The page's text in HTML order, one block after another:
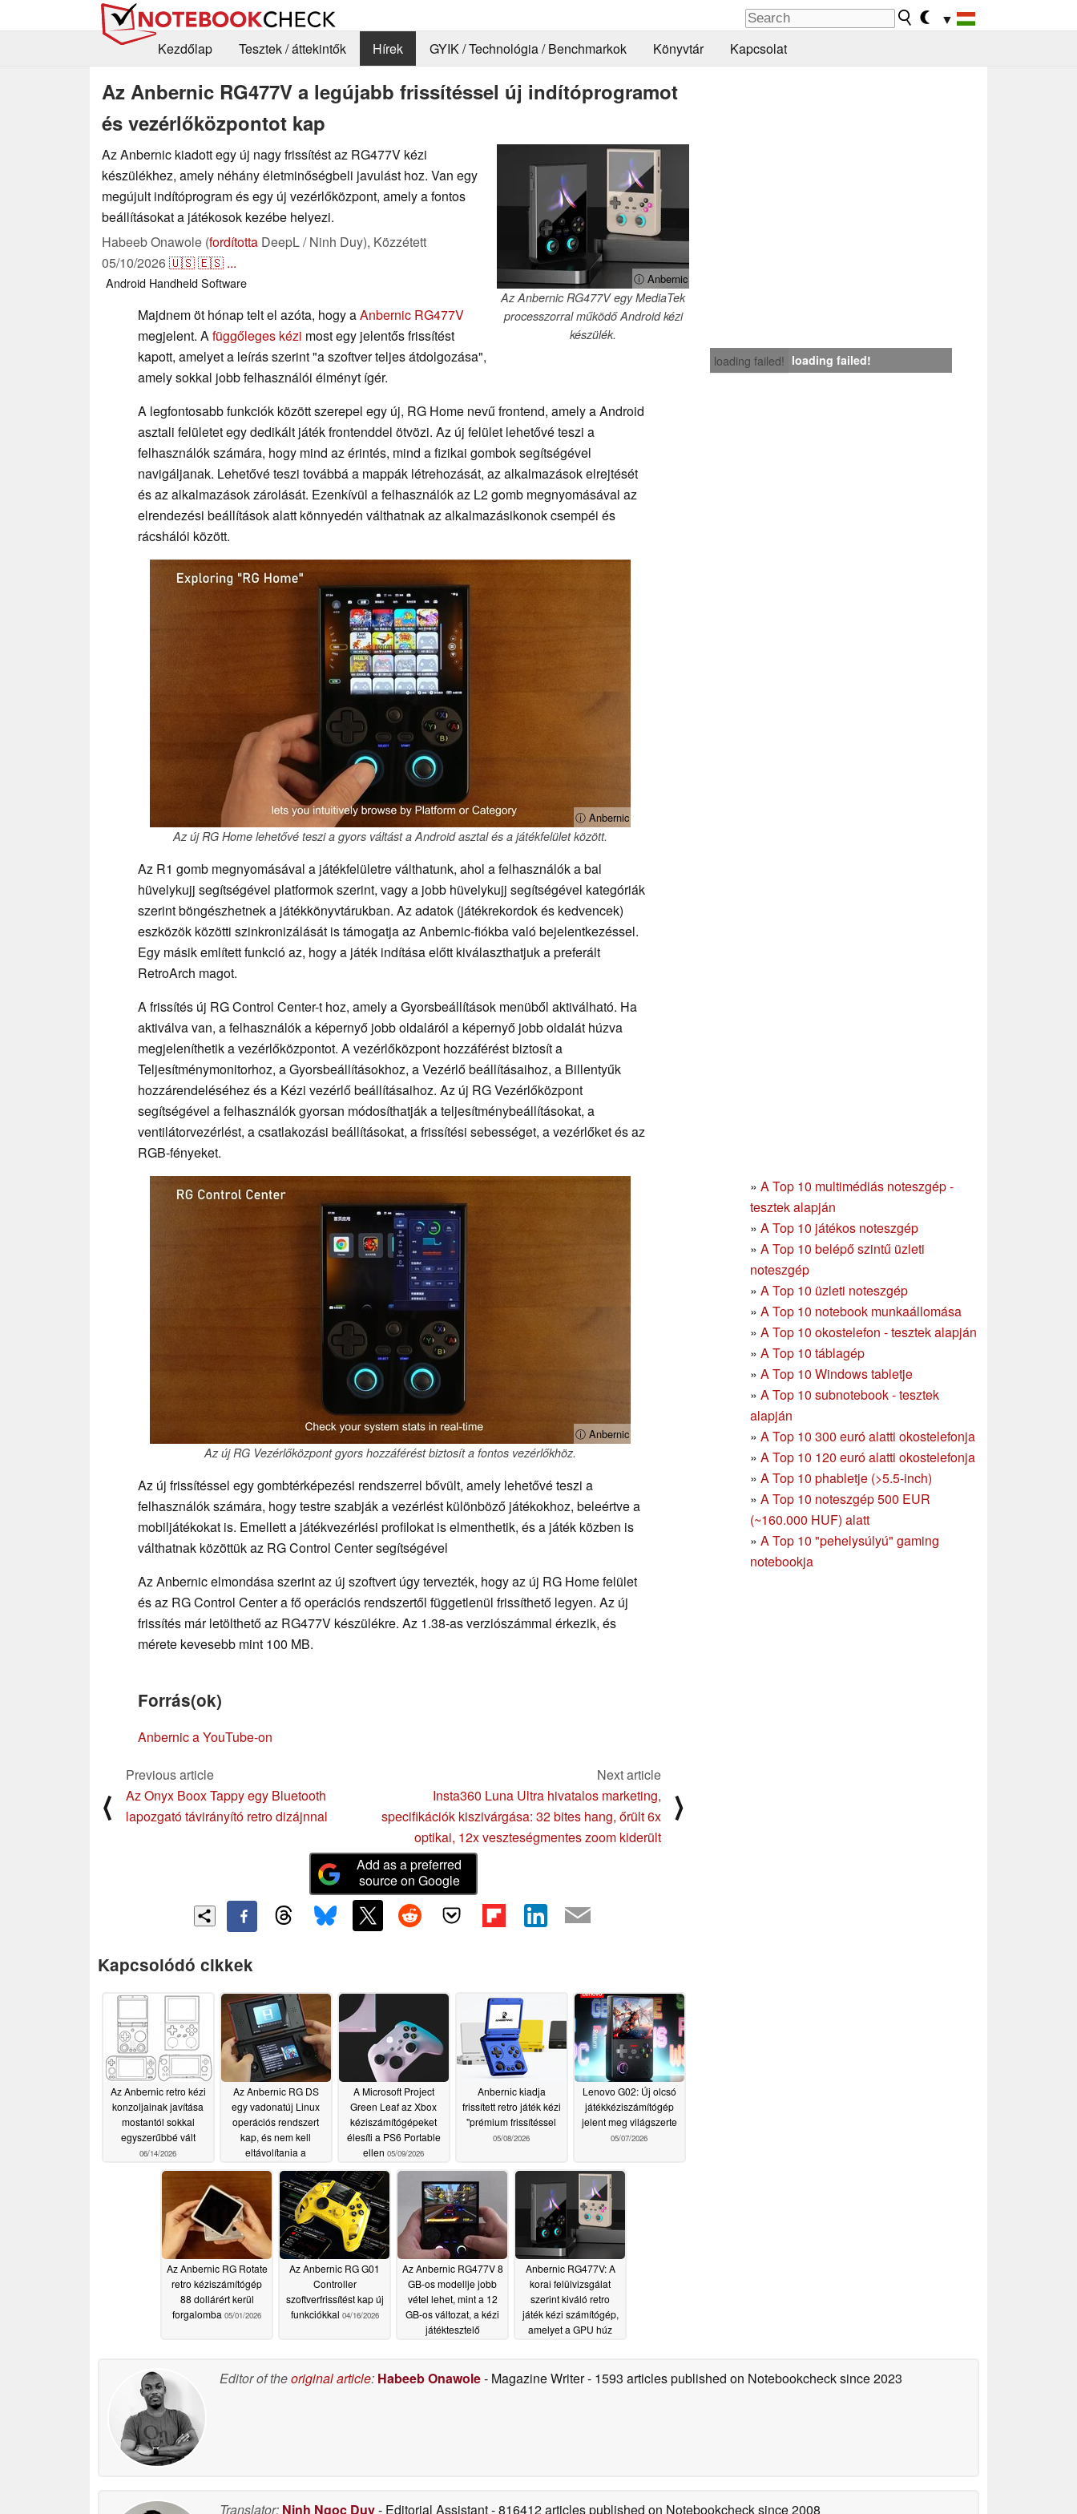
▼
Kezdőlap
Tesztek / áttekintők Hírek GYIK / Technológia / Benchmarkok Könyvtár Kapcsolat
Az Anbernic RG477V a legújabb frissítéssel új indítóprogramot
és vezérlőközpontot kap
ⓘ Anbernic
Az Anbernic RG477V egy MediaTek
processzorral működő Android kézi
készülék.
Az Anbernic kiadott egy új nagy frissítést az RG477V kézi
készülékhez, amely néhány életminőségbeli javulást hoz. Van egy
megújult indítóprogram és egy új vezérlőközpont, amely a fontos
beállításokat a játékosok kezébe helyezi.
Habeeb Onawole (fordította DeepL / Ninh Duy), Közzétett
05/10/2026🇺🇸🇪🇸 ...
Android HandheldSoftware
loading failed! loading failed!
Majdnem öt hónap telt el azóta, hogy aAnbernic RG477V
megjelent. Afüggőleges kézi most egy jelentős frissítést
kapott, amelyet a leírás szerint "a szoftver teljes átdolgozása",
amely sokkal jobb felhasználói élményt ígér.
A legfontosabb funkciók között szerepel egy új, RG Home nevű frontend, amely a Android
asztali felületet egy dedikált játék frontenddel ötvözi. Az új felület lehetővé teszi a
felhasználók számára, hogy mind az érintés, mind a fizikai gombok segítségével
navigáljanak. Lehetővé teszi továbbá a mappák létrehozását, az alkalmazások elrejtését
és az alkalmazások zárolását. Ezenkívül a felhasználók az L2 gomb megnyomásával az
elrendezési beállítások alatt könnyedén válthatnak az alkalmazásikonok csempéi és
rácshálói között.
ⓘ Anbernic
Az új RG Home lehetővé teszi a gyors váltást a Android asztal és a játékfelület között.
Az R1 gomb megnyomásával a játékfelületre válthatunk, ahol a felhasználók a bal
hüvelykujj segítségével platformok szerint, vagy a jobb hüvelykujj segítségével kategóriák
szerint böngészhetnek a játékkönyvtárukban. Az adatok (játékrekordok és kedvencek)
eszközök közötti szinkronizálását is támogatja az Anbernic-fiókba való bejelentkezéssel.
Egy másik említett funkció az, hogy a játék indítása előtt kiválaszthatjuk a preferált
RetroArch magot.
A frissítés új RG Control Center-t hoz, amely a Gyorsbeállítások menüből aktiválható. Ha
aktiválva van, a felhasználók a képernyő jobb oldaláról a képernyő jobb oldalát húzva
megjeleníthetik a vezérlőközpontot. A vezérlőközpont hozzáférést biztosít a
Teljesítménymonitorhoz, a Gyorsbeállításokhoz, a Vezérlő beállításaihoz, a Billentyűk
hozzárendeléséhez és a Kézi vezérlő beállításaihoz. Az új RG Vezérlőközpont
segítségével a felhasználók gyorsan módosíthatják a teljesítménybeállításokat, a
ventilátorvezérlést, a csatlakozási beállításokat, a frissítési sebességet, a vezérlőket és az
RGB-fényeket.
» A Top 10 multimédiás noteszgép -
tesztek alapján
» A Top 10 játékos noteszgép
» A Top 10 belépő szintű üzleti
noteszgép
» A Top 10 üzleti noteszgép
» A Top 10 notebook munkaállomása
» A Top 10 okostelefon - tesztek alapján
» A Top 10 táblagép
» A Top 10 Windows tabletje
» A Top 10 subnotebook - tesztek
alapján
» A Top 10 300 euró alatti okostelefonja
» A Top 10 120 euró alatti okostelefonja
» A Top 10 phabletje (>5.5-inch)
» A Top 10 noteszgép 500 EUR
(~160.000 HUF) alatt
» A Top 10 "pehelysúlyú" gaming
notebookja
ⓘ Anbernic
Az új RG Vezérlőközpont gyors hozzáférést biztosít a fontos vezérlőkhöz.
Az új frissítéssel egy gombtérképezési rendszerrel bővült, amely lehetővé teszi a
felhasználók számára, hogy testre szabják a vezérlést különböző játékokhoz, beleértve a
mobiljátékokat is. Emellett a játékvezérlési profilokat is elmenthetik, és a játék közben is
válthatnak közöttük az RG Control Center segítségével
Az Anbernic elmondása szerint az új szoftvert úgy tervezték, hogy az új RG Home felület
és az RG Control Center a fő operációs rendszertől függetlenül frissíthető legyen. Az új
frissítés már letölthető az RG477V készülékre. Az 1.38-as verziószámmal érkezik, és
mérete kevesebb mint 100 MB.
Forrás(ok)
Anbernic a YouTube-on
⟨
Previous article
Az Onyx Boox Tappy egy Bluetooth
lapozgató távirányító retro dizájnnal
Next article
Insta360 Luna Ultra hivatalos marketing,
specifikációk kiszivárgása: 32 bites hang, őrült 6x
optikai, 12x veszteségmentes zoom kiderült
⟩
Add as a preferred
source on Google
Kapcsolódó cikkek
Az Anbernic retro kézi
konzoljainak javítása
mostantól sokkal
egyszerűbbé vált
06/14/2026
Az Anbernic RG DS
egy vadonatúj Linux
operációs rendszert
kap, és nem kell
eltávolítania a
05/16/2026
A Microsoft Project
Green Leaf az Xbox
kéziszámítógépeket
élesíti a PS6 Portable
ellen 05/09/2026
Anbernic kiadja
frissített retro játék kézi
"prémium frissítéssel
05/08/2026
Lenovo G02: Új olcsó
játékkéziszámítógép
jelent meg világszerte
05/07/2026
Az Anbernic RG Rotate
retro kéziszámítógép
88 dollárért kerül
forgalomba 05/01/2026
Az Anbernic RG G01
Controller
szoftverfrissítést kap új
funkciókkal 04/16/2026
Az Anbernic RG477V 8
GB-os modellje jobb
vétel lehet, mint a 12
GB-os változat, a kézi
játéktesztelő
Anbernic RG477V: A
korai felülvizsgálat
szerint kiváló retro
játék kézi számítógép,
amelyet a GPU húz
Editor of theoriginal article: Habeeb Onawole- Magazine Writer- 1593 articles published on Notebookchecksince 2023
Translator: Ninh Ngoc Duy- Editorial Assistant- 816412 articles published on Notebookchecksince 2008